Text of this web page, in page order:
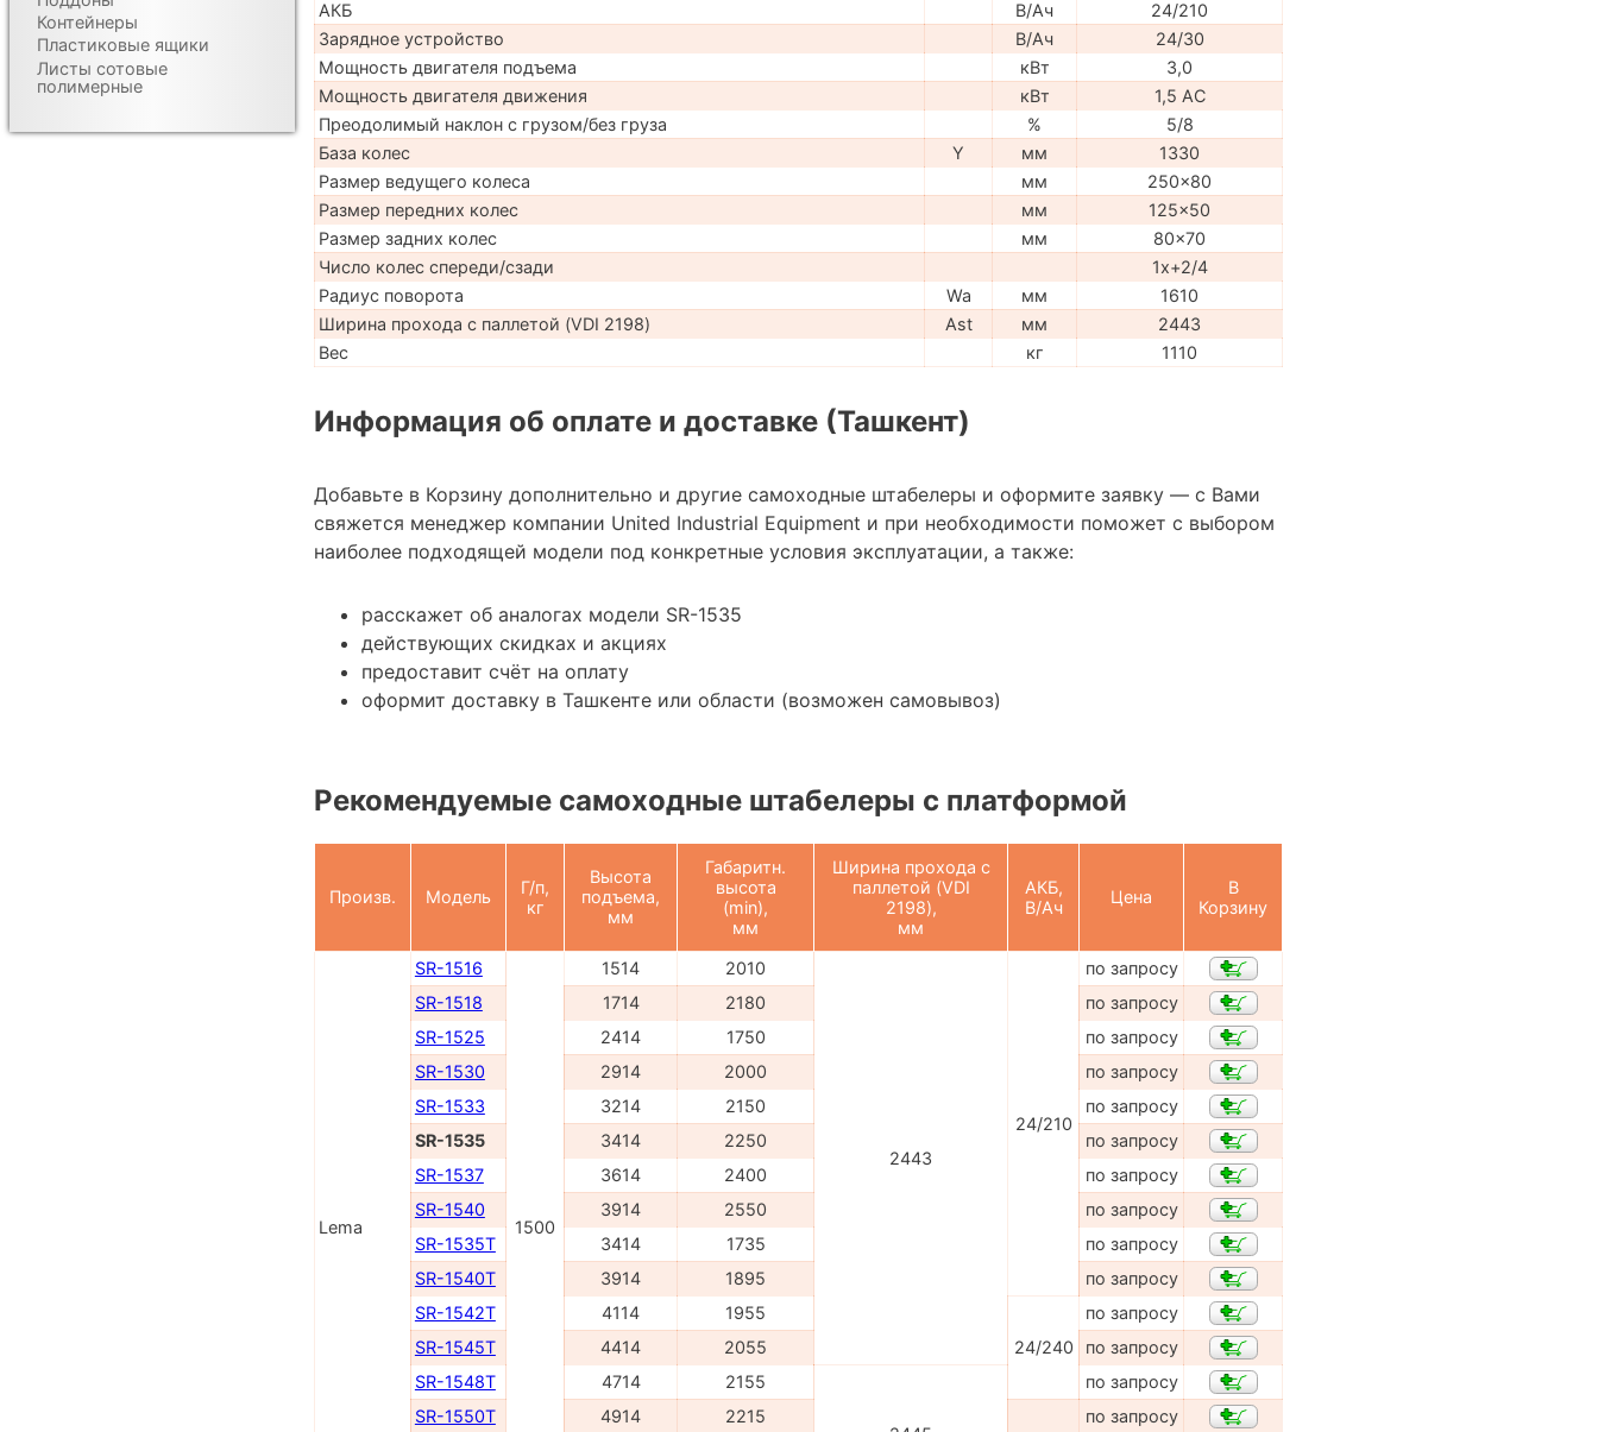
АКБ
В/Ач
24/210
Зарядное устройство
В/Ач
24/30
Мощность двигателя подъема
кВт
3,0
Мощность двигателя движения
кВт
1,5 AC
Преодолимый наклон с грузом/без груза
%
5/8
База колес
Y мм
1330
Размер ведущего колеса
мм
250x80
Размер передних колес
мм
125x50
Размер задних колес
мм
80x70
Число колес спереди/сзади
1x+2/4
Радиус поворота
Wa мм
1610
Ширина прохода с паллетой (VDI 2198)
Ast мм
2443
Вес
кг 1110
Информация об оплате и доставке (Ташкент)
Добавьте в Корзину дополнительно и другие самоходные штабелеры и оформите заявку — с Вами
свяжется менеджер компании United Industrial Equipment и при необходимости поможет с выбором
наиболее подходящей модели под конкретные условия эксплуатации, а также:
расскажет об аналогах модели SR-1535
действующих скидках и акциях
предоставит счёт на оплату
оформит доставку в Ташкенте или области (возможен самовывоз)
Рекомендуемые самоходные штабелеры с платформой
Произв. Модель
Г/п,
кг
Высота
подъема,
мм
Габаритн.
высота
(min),
мм
Ширина прохода с
паллетой (VDI
2198),
мм
АКБ,
В/Ач
Цена
В
Корзину
Lema
SR-1516
1500
1514 2010
2443
24/210
по запросу
SR-1518
1714 2180
по запросу
SR-1525
2414 1750
по запросу
SR-1530
2914 2000
по запросу
SR-1533
3214 2150
по запросу
SR-1535
3414 2250
по запросу
SR-1537
3614 2400
по запросу
SR-1540
3914 2550
по запросу
SR-1535T
3414 1735
по запросу
SR-1540T
3914 1895
по запросу
SR-1542T
4114
1955
24/240
по запросу
SR-1545T
4414 2055
по запросу
SR-1548T
4714 2155
по запросу
SR-1550T
4914 2215 по запросу
Контейнеры
Пластиковые ящики
Листы сотовые
полимерные